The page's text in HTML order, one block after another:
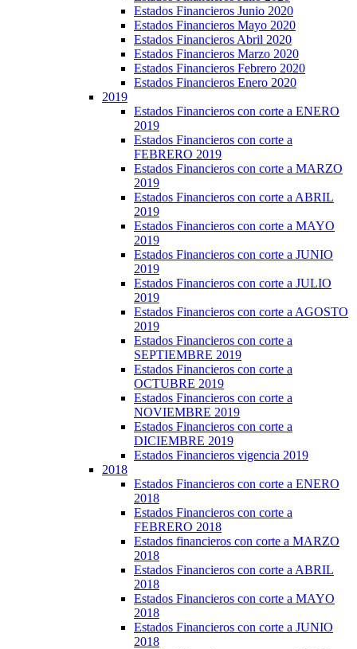
Estados Financieros Junio 2020
Estados Financieros Mayo 2020
Estados Financieros Abril 2020
Estados Financieros Marzo 2020
Estados Financieros Febrero 2020
Estados Financieros Enero 2020
2019
Estados Financieros con corte a ENERO
2019
Estados Financieros con corte a
FEBRERO 2019
Estados Financieros con corte a MARZO
2019
Estados Financieros con corte a ABRIL
2019
Estados Financieros con corte a MAYO
2019
Estados Financieros con corte a JUNIO
2019
Estados Financieros con corte a JULIO
2019
Estados Financieros con corte a AGOSTO
2019
Estados Financieros con corte a
SEPTIEMBRE 2019
Estados Financieros con corte a
OCTUBRE 2019
Estados Financieros con corte a
NOVIEMBRE 2019
Estados Financieros con corte a
DICIEMBRE 2019
Estados Financieros vigencia 2019
2018
Estados Financieros con corte a ENERO
2018
Estados Financieros con corte a
FEBRERO 2018
Estados financieros con corte a MARZO
2018
Estados Financieros con corte a ABRIL
2018
Estados Financieros con corte a MAYO
2018
Estados Financieros con corte a JUNIO
2018